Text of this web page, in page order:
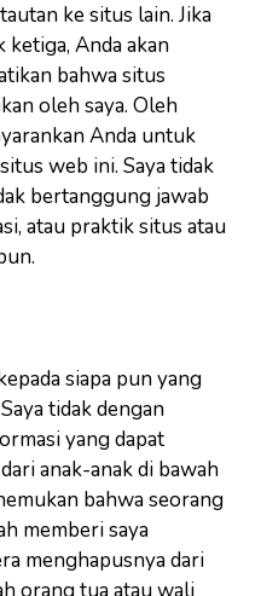
ke situs lain. Jika
Anda akan
bahwa situs
oleh saya. Oleh
Anda untuk
web ini. Saya tidak
bertanggung jawab
atau praktik situs atau
siapa pun yang
tidak dengan
yang dapat
anak-anak di bawah
bahwa seorang
memberi saya
menghapusnya dari